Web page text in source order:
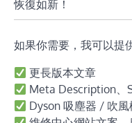
恢復如新！
如果你需要，我可以提
更長版本文章
Meta Description、
Dyson 吸塵器 / 吹